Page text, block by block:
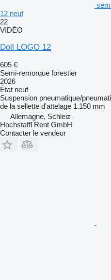
12 neuf
22
VIDÉO
Doll LOGO 12
605 €
Semi-remorque forestier
2026
État neuf
Suspension pneumatique/
de la sellette d'attelage 1.150 mm
Allemagne, Schleiz
Hochstaffl Rent GmbH
Contacter le vendeur